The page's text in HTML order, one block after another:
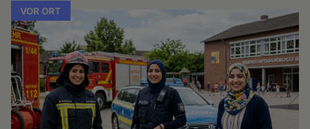
VOR ORT